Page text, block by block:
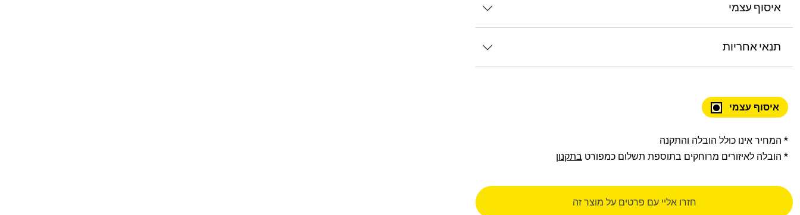
איסוף עצמי
תנאי אחריות
איסוף עצמי
* המחיר אינו כולל הובלה והתקנה
* הובלה לאיזורים מרוחקים בתוספת תשלום כמפורט בתקנון
חזרו אליי עם פרטים על מוצר זה